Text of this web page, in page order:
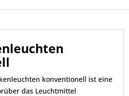
konventionell ist eine
das Leuchtmittel